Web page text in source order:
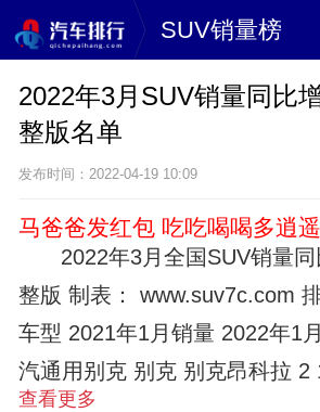
SUV销量榜
2022年3月SUV销量同比
整版名单
发布时间：2022-04-19 10:09
马爸爸发红包 吃吃喝喝多逍遥
2022年3月全国SUV销量
整版 制表： www.suv7c.com
车型 2021年1月销量 2022年1
汽通用别克 别克 别克昂科拉 2
查看更多